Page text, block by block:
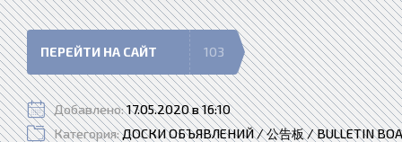
ПЕРЕЙТИ НА САЙТ 103
Добавлено:17.05.2020 в 16:10
Категория:ДОСКИ ОБЪЯВЛЕНИЙ / 公告板 / BULLETIN